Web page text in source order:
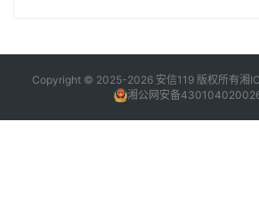
Copyright © 2025-2026 安信119 版权所有湘
湘公网安备